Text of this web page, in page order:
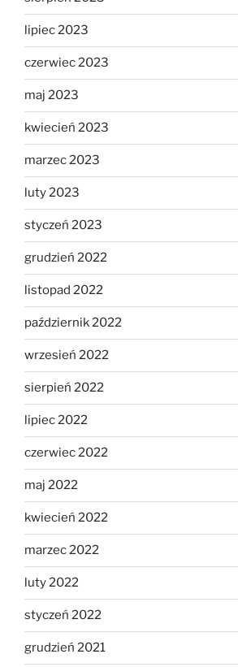
lipiec 2023
czerwiec 2023
maj 2023
kwiecień 2023
marzec 2023
luty 2023
styczeń 2023
grudzień 2022
listopad 2022
październik 2022
wrzesień 2022
sierpień 2022
lipiec 2022
czerwiec 2022
maj 2022
kwiecień 2022
marzec 2022
luty 2022
styczeń 2022
grudzień 2021